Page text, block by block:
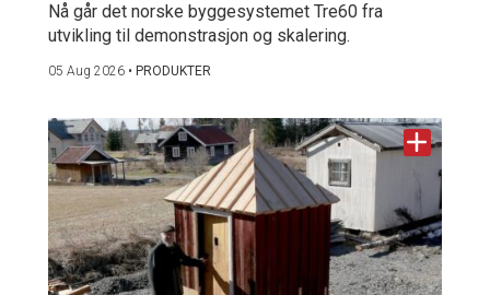
Nå går det norske byggesystemet Tre60 fra
utvikling til demonstrasjon og skalering.
05 Aug 2026 • PRODUKTER